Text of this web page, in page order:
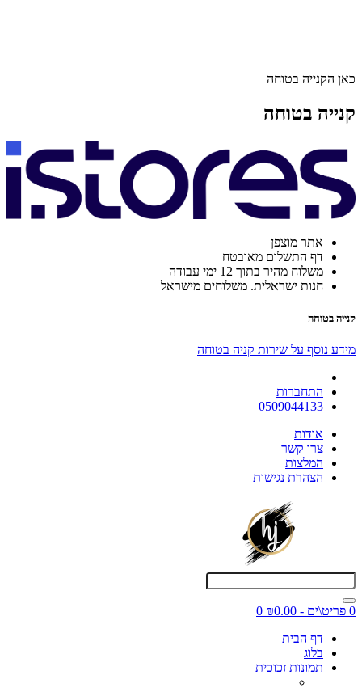
כאן הקנייה בטוחה
קנייה בטוחה
אתר מוצפן
דף התשלום מאובטח
משלוח מהיר בתוך 12 ימי עבודה
חנות ישראלית. משלוחים מישראל
קנייה בטוחה
מידע נוסף על שירות קניה בטוחה
התחברות
0509044133
אודות
צרו קשר
המלצות
הצהרת נגישות
0 פריט\ים - ₪0.00
0
דף הבית
בלוג
תמונות זכוכית